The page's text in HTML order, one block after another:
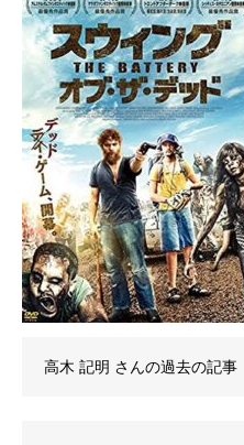
高木 記明 さんの過去の記事